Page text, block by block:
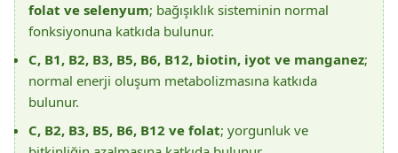
folat ve selenyum; bağışıklık sisteminin normal
fonksiyonuna katkıda bulunur.
C, B1, B2, B3, B5, B6, B12, biotin, iyot ve manganez;
normal enerji oluşum metabolizmasına katkıda
bulunur.
C, B2, B3, B5, B6, B12 ve folat; yorgunluk ve